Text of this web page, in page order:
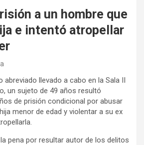
a un hombre que
e intentó atropellar
abreviado llevado a cabo en la Sala II
un sujeto de 49 años resultó
de prisión condicional por abusar
menor de edad y violentar a su ex
pena por resultar autor de los delitos